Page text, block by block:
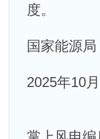
度。
国家能源局
2025年10